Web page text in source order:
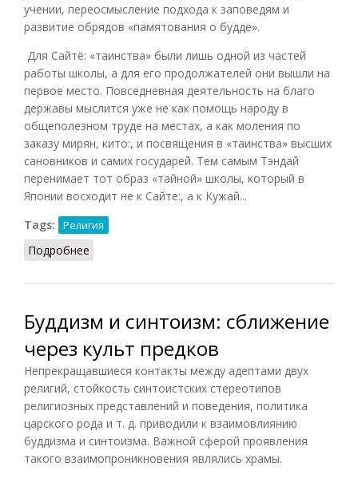
учении, переосмысление подхода к заповедям и
развитие обрядов «памятования о будде».
Для Сайтё: «таинства» были лишь одной из частей
работы школы, а для его продолжателей они вышли на
первое место. Повседневная деятельность на благо
державы мыслится уже не как помощь народу в
общеполезном труде на местах, а как моления по
заказу мирян, кито:, и посвящения в «таинства» высших
сановников и самих государей. Тем самым Тэндай
перенимает тот образ «тайной» школы, который в
Японии восходит не к Сайте:, а к Кужай...
Tags:
Религия
Подробнее
Буддизм и синтоизм: сближение
через культ предков
Непрекращавшиеся контакты между адептами двух
религий, стойкость синтоистских стереотипов
религиозных представлений и поведения, политика
царского рода и т. д. приводили к взаимовлиянию
буддизма и синтоизма. Важной сферой проявления
такого взаимопроникновения являлись храмы.